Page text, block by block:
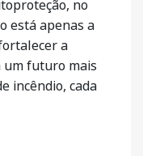
no
está apenas a
a
um futuro mais
incêndio, cada